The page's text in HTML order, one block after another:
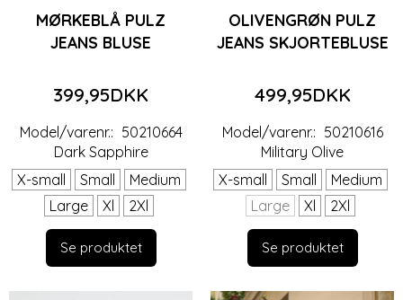
MØRKEBLÅ PULZ
JEANS BLUSE
399,95DKK
Model/varenr.: 50210664
Dark Sapphire
X-small
Small
Medium
Large
Xl 2Xl
Se produktet
OLIVENGRØN PULZ
JEANS SKJORTEBLUSE
499,95DKK
Model/varenr.: 50210616
Military Olive
X-small
Small
Medium
Large
Xl 2Xl
Se produktet